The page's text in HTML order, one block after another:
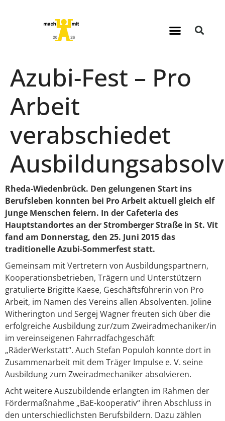
Azubi-Fest – Pro
Arbeit
verabschiedet
Rheda-Wiedenbrück. Den gelungenen Start ins
Berufsleben konnten bei Pro Arbeit aktuell gleich elf
junge Menschen feiern. In der Cafeteria des
Hauptstandortes an der Stromberger Straße in St. Vit
fand am Donnerstag, den 25. Juni 2015 das
traditionelle Azubi-Sommerfest statt.
Gemeinsam mit Vertretern von Ausbildungspartnern,
Kooperationsbetrieben, Trägern und Unterstützern
gratulierte Brigitte Kaese, Geschäftsführerin von Pro
Arbeit, im Namen des Vereins allen Absolventen. Joline
Witherington und Sergej Wagner freuten sich über die
erfolgreiche Ausbildung zur/zum Zweiradmechaniker/in
im vereinseigenen Fahrradfachgeschäft
„RäderWerkstatt“. Auch Stefan Populoh konnte dort in
Zusammenarbeit mit dem Träger Impulse e. V. seine
Ausbildung zum Zweiradmechaniker absolvieren.
Acht weitere Auszubildende erlangten im Rahmen der
Fördermaßnahme „BaE-kooperativ“ ihren Abschluss in
den unterschiedlichsten Berufsbildern. Dazu zählen